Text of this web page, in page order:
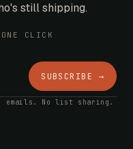
still shipping.
CLICK
SUBSCRIBE →
emails. No list sharing.